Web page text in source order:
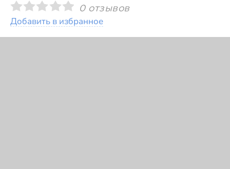
0 отзывов
Добавить в избранное